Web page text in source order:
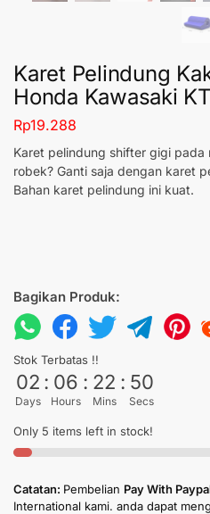
Karet Pelindung
Honda Kawasaki
Rp19.288
Karet pelindung shifter gigi
robek? Ganti saja dengan karet
Bahan karet pelindung ini kuat.
Bagikan Produk:
Stok Terbatas !!
02
Days
: 06
Hours
: 22
Mins
: 50
Secs
Only 5 items left in stock!
Catatan: Pembelian Pay With
International kami. anda dapat